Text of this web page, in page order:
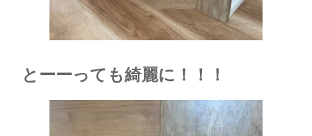
とーーっても綺麗に！！！